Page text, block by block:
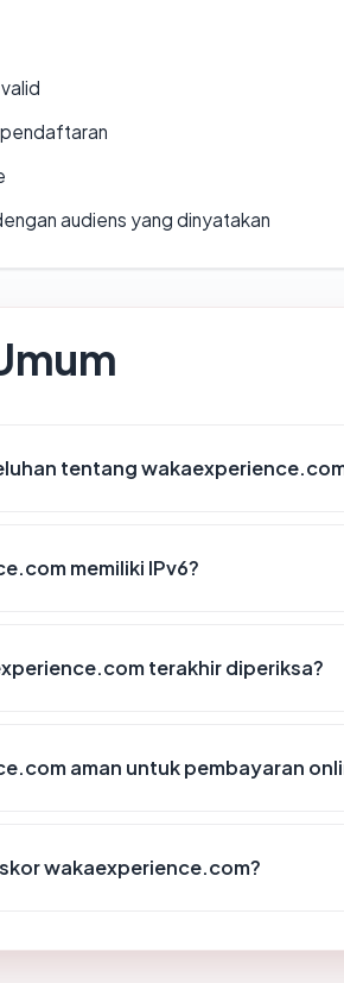
audiens yang dinyatakan
tentang
memiliki IPv6?
terakhir diperiksa?
aman untuk pembayaran
wakaexperience.com?